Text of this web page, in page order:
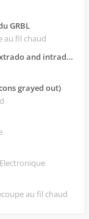
GRBL
au fil chaud
and intrado?
grayed out)
au fil chaud